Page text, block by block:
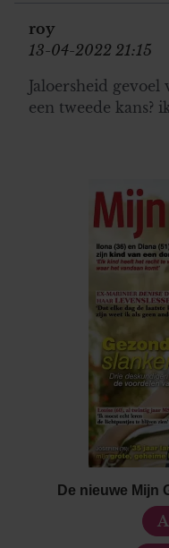
partners kunnen deze
informatie die u aan
verzameld op basis
gaat akkoord met
roy
13-04-2022 21:15
Jaloersheid gevoel
een tweede kans?
De nieuwe Mijn